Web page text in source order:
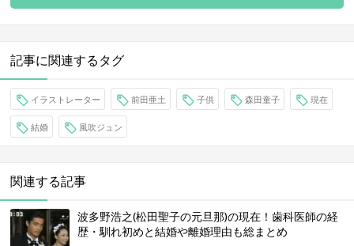
記事に関連するタグ
イラストレーター 前田亜土 子供 森田童子 現在
結婚 風吹ジュン
関連する記事
波多野浩之(松田聖子の元旦那)の現在！歯科医師の経
歴・馴れ初めと結婚や離婚理由も総まとめ